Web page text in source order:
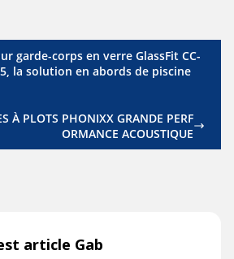
garde-corps en verre GlassFit CC-
la solution en abords de piscine
À PLOTS PHONIXX GRANDE PERF
ORMANCE ACOUSTIQUE
article Gab